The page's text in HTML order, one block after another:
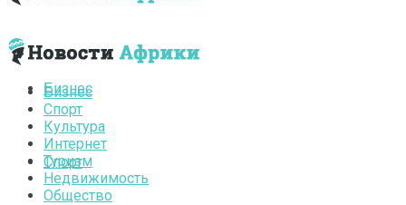
Бизнес
Спорт
Бизнес
Спорт
Культура
Интернет
Туризм
Недвижимость
Общество